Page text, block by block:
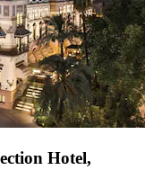
Hotel,